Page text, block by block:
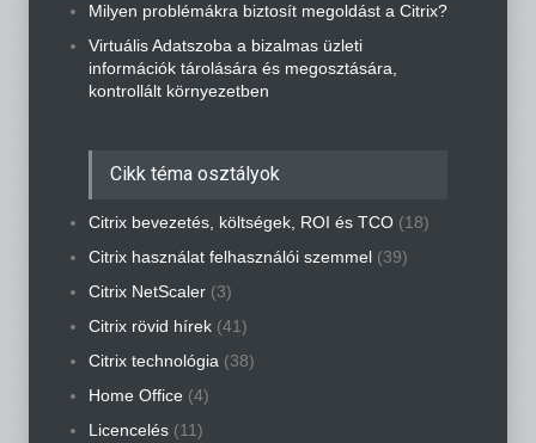
Milyen problémákra biztosít megoldást a Citrix?
Virtuális Adatszoba a bizalmas üzleti
információk tárolására és megosztására,
kontrollált környezetben
Cikk téma osztályok
Citrix bevezetés, költségek, ROI és TCO (18)
Citrix használat felhasználói szemmel (39)
Citrix NetScaler (3)
Citrix rövid hírek (41)
Citrix technológia (38)
Home Office (4)
Licencelés (11)